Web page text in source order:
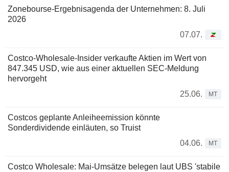
Zonebourse-Ergebnisagenda der Unternehmen: 8. Juli
2026
07.07.
Costco-Wholesale-Insider verkaufte Aktien im Wert von
847.345 USD, wie aus einer aktuellen SEC-Meldung
hervorgeht
25.06.
MT
Costcos geplante Anleiheemission könnte
Sonderdividende einläuten, so Truist
04.06.
MT
Costco Wholesale: Mai-Umsätze belegen laut UBS 'stabile